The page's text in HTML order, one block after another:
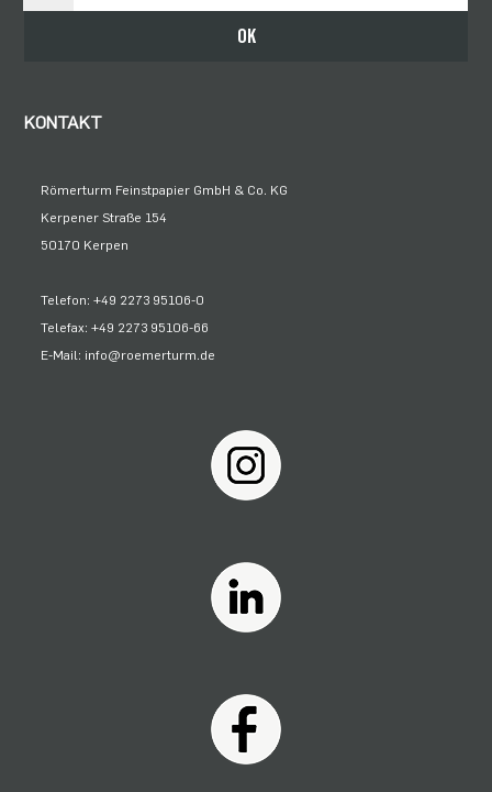
OK
KONTAKT
Römerturm Feinstpapier GmbH & Co. KG
Kerpener Straße 154
50170 Kerpen
Telefon: +49 2273 95106-0
Telefax: +49 2273 95106-66
E-Mail: info@roemerturm.de